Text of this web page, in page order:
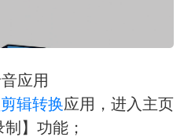
应用
辑转换应用，进入主页
】功能；